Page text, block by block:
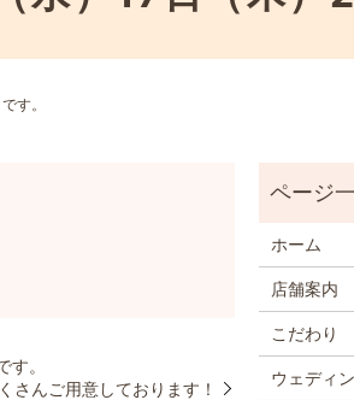
す。
。
さんご用意しております！
ホーム
店舗案内
こだわり
ウェディ